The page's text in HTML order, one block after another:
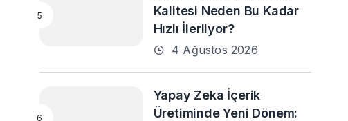
Kalitesi Neden Bu Kadar
Hızlı İlerliyor?
4 Ağustos 2026
Yapay Zeka İçerik
Üretiminde Yeni Dönem: